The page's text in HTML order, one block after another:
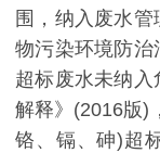
围，纳入废水
物污染环境防治
超标废水未纳
解释》(2016版)
铬、镉、砷)超